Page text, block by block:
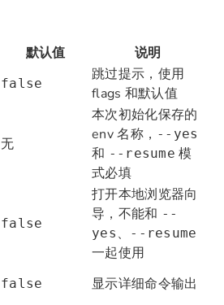
默认值 说明
false
跳过提示，使用
flags 和默认值
无
本次初始化保存的
env 名称， --yes
和 --resume 模
式必填
false
打开本地浏览器向
导，不能和 --
yes 、 --resume
一起使用
false 显示详细命令输出